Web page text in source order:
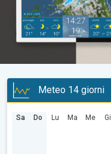
Meteo 14 giorni
Sa Do Lu Ma Me Gi